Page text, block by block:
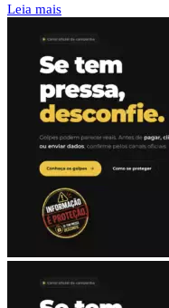
Leia mais